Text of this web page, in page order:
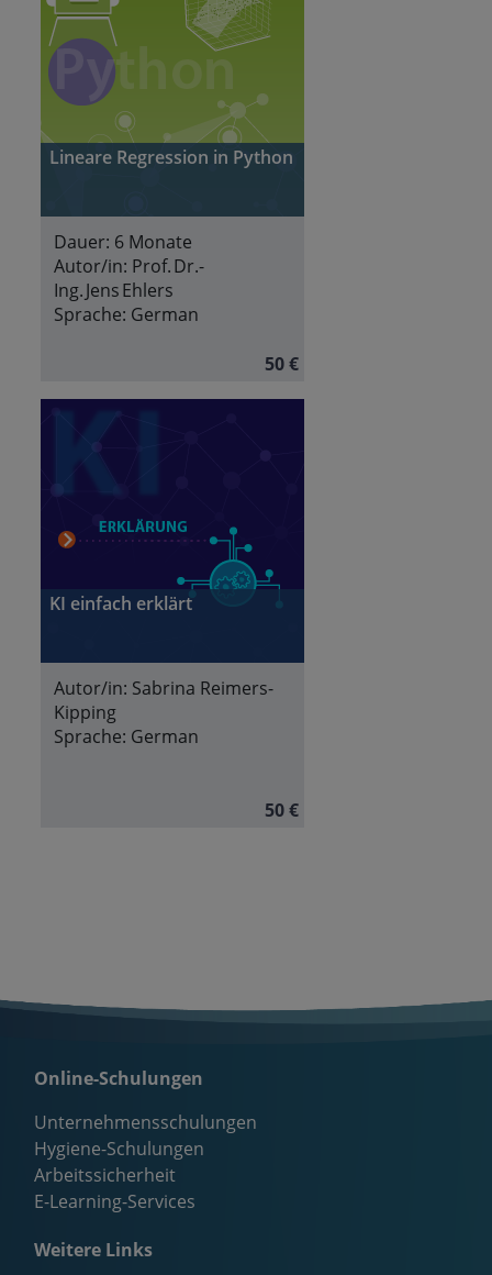
Lineare Regression in Python
Dauer: 6 Monate
Autor/in: Prof. Dr.-
Ing. Jens Ehlers
Sprache: German
50 €
KI einfach erklärt
Autor/in: Sabrina Reimers-
Kipping
Sprache: German
50 €
Online-Schulungen
Unternehmensschulungen
Hygiene-Schulungen
Arbeitssicherheit
E-Learning-Services
Weitere Links